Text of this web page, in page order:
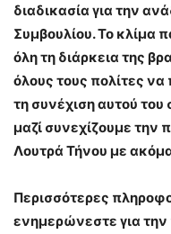
διαδικασία για την
Συμβουλίου. Το κλίμα
όλη τη διάρκεια της
όλους τους πολίτες
τη συνέχιση αυτού
μαζί συνεχίζουμε την
Λουτρά Τήνου με
Περισσότερες
ενημερώνεστε για